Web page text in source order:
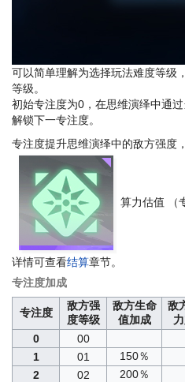
可以简单理解为选择玩法难度等级
等级。
初始专注度为0，在思维演绎中通
解锁下一专注度。
专注度提升思维演绎中的敌方强度
算力估值
详情可查看结算章节。
专注度加成
专注度
敌方强
度等级
敌方生命
值加成
敌
0 00
1
01 150％
2
02 200％